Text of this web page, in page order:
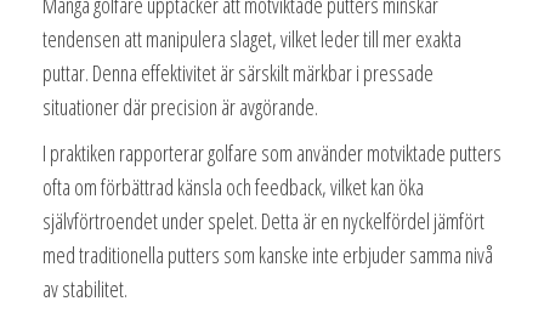
tendensen att manipulera slaget, vilket leder till mer exakta
puttar. Denna effektivitet är särskilt märkbar i pressade
situationer där precision är avgörande.
I praktiken rapporterar golfare som använder motviktade putters
ofta om förbättrad känsla och feedback, vilket kan öka
självförtroendet under spelet. Detta är en nyckelfördel jämfört
med traditionella putters som kanske inte erbjuder samma nivå
av stabilitet.